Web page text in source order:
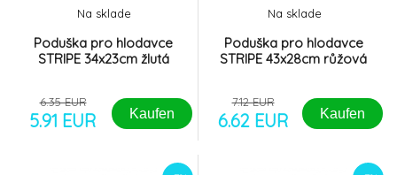
Poduška pro hlodavce
STRIPE 34x23cm žlutá
Na sklade
6.35 EUR
5.91 EUR Kaufen
Poduška pro hlodavce
STRIPE 43x28cm růžová
Na sklade
7.12 EUR
6.62 EUR Kaufen